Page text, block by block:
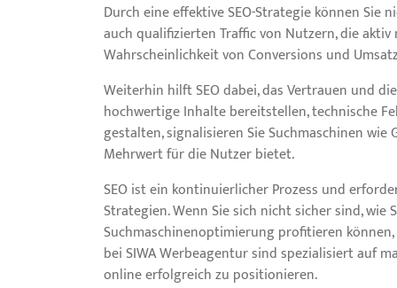
Durch eine effektive SEO-Strategie können Sie
auch qualifizierten Traffic von Nutzern, die
Wahrscheinlichkeit von Conversions und
Weiterhin hilft SEO dabei, das Vertrauen und
hochwertige Inhalte bereitstellen, technische
gestalten, signalisieren Sie Suchmaschinen
Mehrwert für die Nutzer bietet.
SEO ist ein kontinuierlicher Prozess und
Strategien. Wenn Sie sich nicht sicher sind, wie
Suchmaschinenoptimierung profitieren
bei SIWA Werbeagentur sind spezialisiert auf
online erfolgreich zu positionieren.